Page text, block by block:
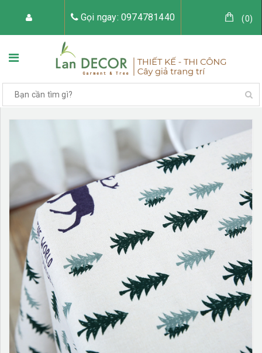
Gọi ngay: 0974781440 (0)
TRANG CHỦ VỀ LAN DECOR
CÂY GIẢ TRANG TRÍ TIỂU CẢNH CÂY GIẢ
TƯỜNG CÂY GIẢ KHĂN TRẢI BÀN